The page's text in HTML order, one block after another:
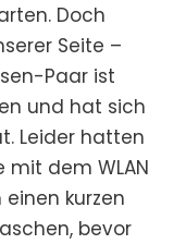
Doch
Seite –
Paar ist
und hat sich
Leider hatten
dem WLAN
kurzen
bevor